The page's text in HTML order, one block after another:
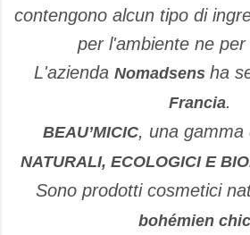
contengono alcun tipo di
per l'ambiente ne per
L'azienda Nomadsens ha
Francia.
BEAU’MICIC, una gamma
NATURALI, ECOLOGICI E
Sono prodotti cosmetici
bohémien chic